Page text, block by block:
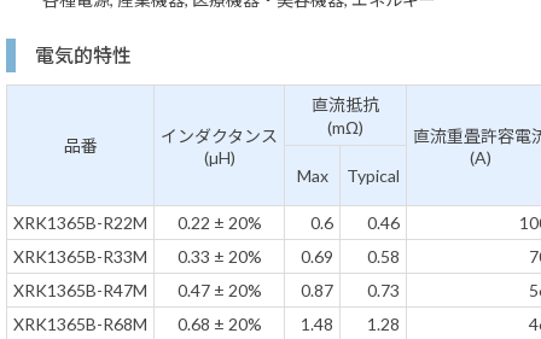
電気的特性
品番
インダクタンス
(µH)
直流抵抗
(mΩ)
直流重畳許容電
(A)
Max
Typical
XRK1365B-R22M 0.22 ± 20% 0.6 0.46
XRK1365B-R33M
0.33 ± 20% 0.69 0.58
XRK1365B-R47M
0.47 ± 20% 0.87 0.73
XRK1365B-R68M
0.68 ± 20% 1.48 1.28